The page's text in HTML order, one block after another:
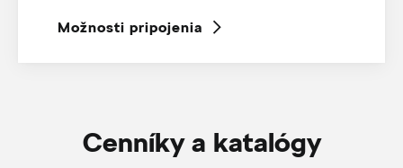
Možnosti pripojenia
Cenníky a katalógy